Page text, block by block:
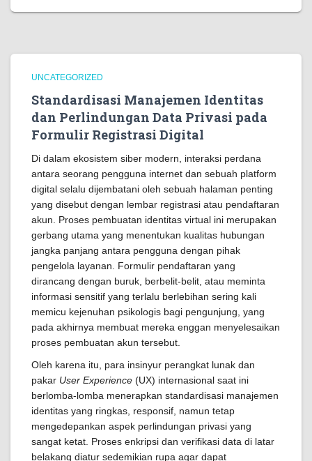
UNCATEGORIZED
Standardisasi Manajemen Identitas
dan Perlindungan Data Privasi pada
Formulir Registrasi Digital
Di dalam ekosistem siber modern, interaksi perdana
antara seorang pengguna internet dan sebuah platform
digital selalu dijembatani oleh sebuah halaman penting
yang disebut dengan lembar registrasi atau pendaftaran
akun. Proses pembuatan identitas virtual ini merupakan
gerbang utama yang menentukan kualitas hubungan
jangka panjang antara pengguna dengan pihak
pengelola layanan. Formulir pendaftaran yang
dirancang dengan buruk, berbelit-belit, atau meminta
informasi sensitif yang terlalu berlebihan sering kali
memicu kejenuhan psikologis bagi pengunjung, yang
pada akhirnya membuat mereka enggan menyelesaikan
proses pembuatan akun tersebut.
Oleh karena itu, para insinyur perangkat lunak dan
pakar User Experience (UX) internasional saat ini
berlomba-lomba menerapkan standardisasi manajemen
identitas yang ringkas, responsif, namun tetap
mengedepankan aspek perlindungan privasi yang
sangat ketat. Proses enkripsi dan verifikasi data di latar
belakang diatur sedemikian rupa agar dapat